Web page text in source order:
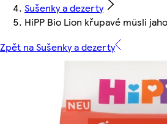
Sušenky a dezerty
HiPP Bio Lion křupavé müsli
Zpět na Sušenky a dezerty